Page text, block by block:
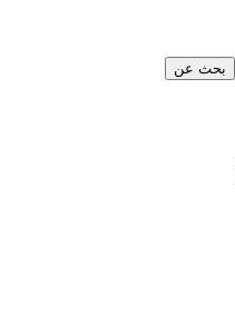
بحث عن